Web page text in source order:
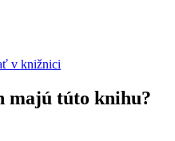
v knižnici
majú túto knihu?